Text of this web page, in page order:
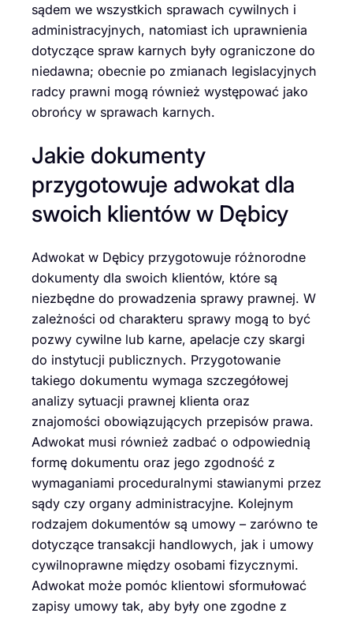
sądem we wszystkich sprawach cywilnych i
administracyjnych, natomiast ich uprawnienia
dotyczące spraw karnych były ograniczone do
niedawna; obecnie po zmianach legislacyjnych
radcy prawni mogą również występować jako
obrońcy w sprawach karnych.
Jakie dokumenty
przygotowuje adwokat dla
swoich klientów w Dębicy
Adwokat w Dębicy przygotowuje różnorodne
dokumenty dla swoich klientów, które są
niezbędne do prowadzenia sprawy prawnej. W
zależności od charakteru sprawy mogą to być
pozwy cywilne lub karne, apelacje czy skargi
do instytucji publicznych. Przygotowanie
takiego dokumentu wymaga szczegółowej
analizy sytuacji prawnej klienta oraz
znajomości obowiązujących przepisów prawa.
Adwokat musi również zadbać o odpowiednią
formę dokumentu oraz jego zgodność z
wymaganiami proceduralnymi stawianymi przez
sądy czy organy administracyjne. Kolejnym
rodzajem dokumentów są umowy – zarówno te
dotyczące transakcji handlowych, jak i umowy
cywilnoprawne między osobami fizycznymi.
Adwokat może pomóc klientowi sformułować
zapisy umowy tak, aby były one zgodne z